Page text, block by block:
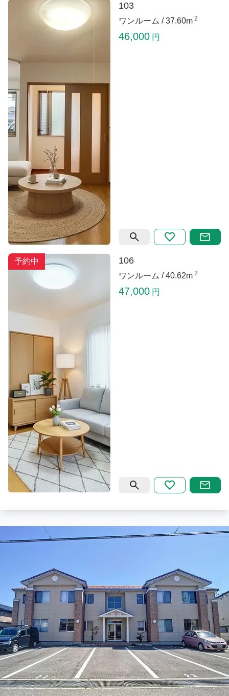
103
ワンルーム /37.60m 2
46,000 円
予約中 106
ワンルーム /40.62m 2
47,000 円